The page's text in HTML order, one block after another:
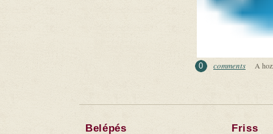
0 comments A
Belépés
Friss